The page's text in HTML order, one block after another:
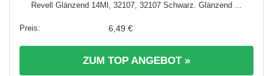
Revell Glänzend 14Ml, 32107, 32107 Schwarz. Glänzend ...
6,49 €
ZUM TOP ANGEBOT »